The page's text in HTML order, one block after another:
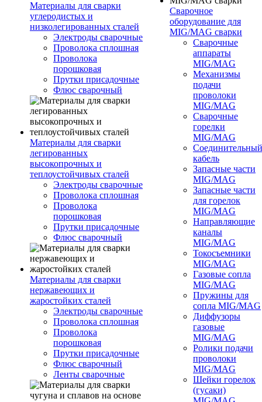
Материалы для сварки
углеродистых и
низколегированных сталей
Электроды сварочные
Проволока сплошная
Проволока
порошковая
Прутки присадочные
Флюс сварочный
Материалы для сварки
легированных
высокопрочных и
теплоустойчивых сталей
Электроды сварочные
Проволока сплошная
Проволока
порошковая
Прутки присадочные
Флюс сварочный
Материалы для сварки
нержавеющих и
жаростойких сталей
Электроды сварочные
Проволока сплошная
Проволока
порошковая
Прутки присадочные
Флюс сварочный
Ленты сварочные
Сварочное
оборудование для
MIG/MAG сварки
Сварочные
аппараты
MIG/MAG
Механизмы
подачи
проволоки
MIG/MAG
Сварочные
горелки
MIG/MAG
Соединительный
кабель
Запасные части
MIG/MAG
Запасные части
для горелок
MIG/MAG
Направляющие
каналы
MIG/MAG
Токосъемники
MIG/MAG
Газовые сопла
MIG/MAG
Пружины для
сопла MIG/MAG
Диффузоры
газовые
MIG/MAG
Ролики подачи
проволоки
MIG/MAG
Шейки горелок
(гусаки)